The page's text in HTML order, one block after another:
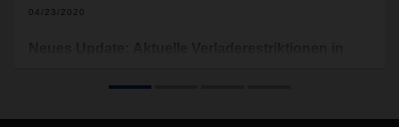
04/23/2020
Verladerestriktionen, welche für Europa gelten (s.